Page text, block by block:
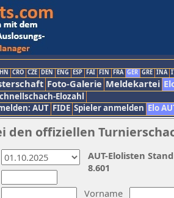
CRO CZE DEN ENG ESP FAI FIN FRA GER GRE INA
Foto-Galerie Meldekartei
Elozahl
AUT FIDE Spieler anmelden Elo
den offiziellen
Vorname
AUT-Elolisten
8.601